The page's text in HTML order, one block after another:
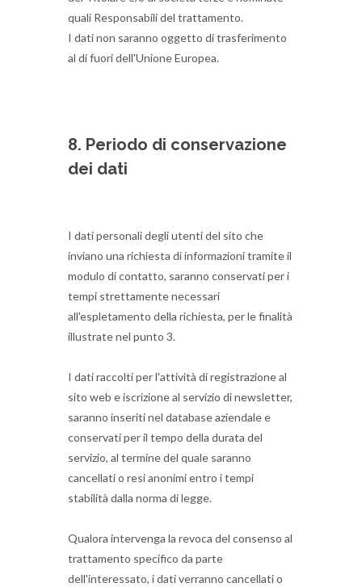
quali Responsabili del trattamento.
I dati non saranno oggetto di trasferimento
al di fuori dell'Unione Europea.
8. Periodo di conservazione
dei dati
I dati personali degli utenti del sito che
inviano una richiesta di informazioni tramite il
modulo di contatto, saranno conservati per i
tempi strettamente necessari
all'espletamento della richiesta, per le finalità
illustrate nel punto 3.
I dati raccolti per l'attività di registrazione al
sito web e iscrizione al servizio di newsletter,
saranno inseriti nel database aziendale e
conservati per il tempo della durata del
servizio, al termine del quale saranno
cancellati o resi anonimi entro i tempi
stabilità dalla norma di legge.
Qualora intervenga la revoca del consenso al
trattamento specifico da parte
dell'interessato, i dati verranno cancellati o